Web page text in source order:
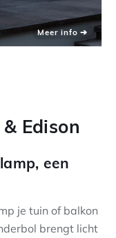
Edison
een
je tuin of balkon
brengt licht